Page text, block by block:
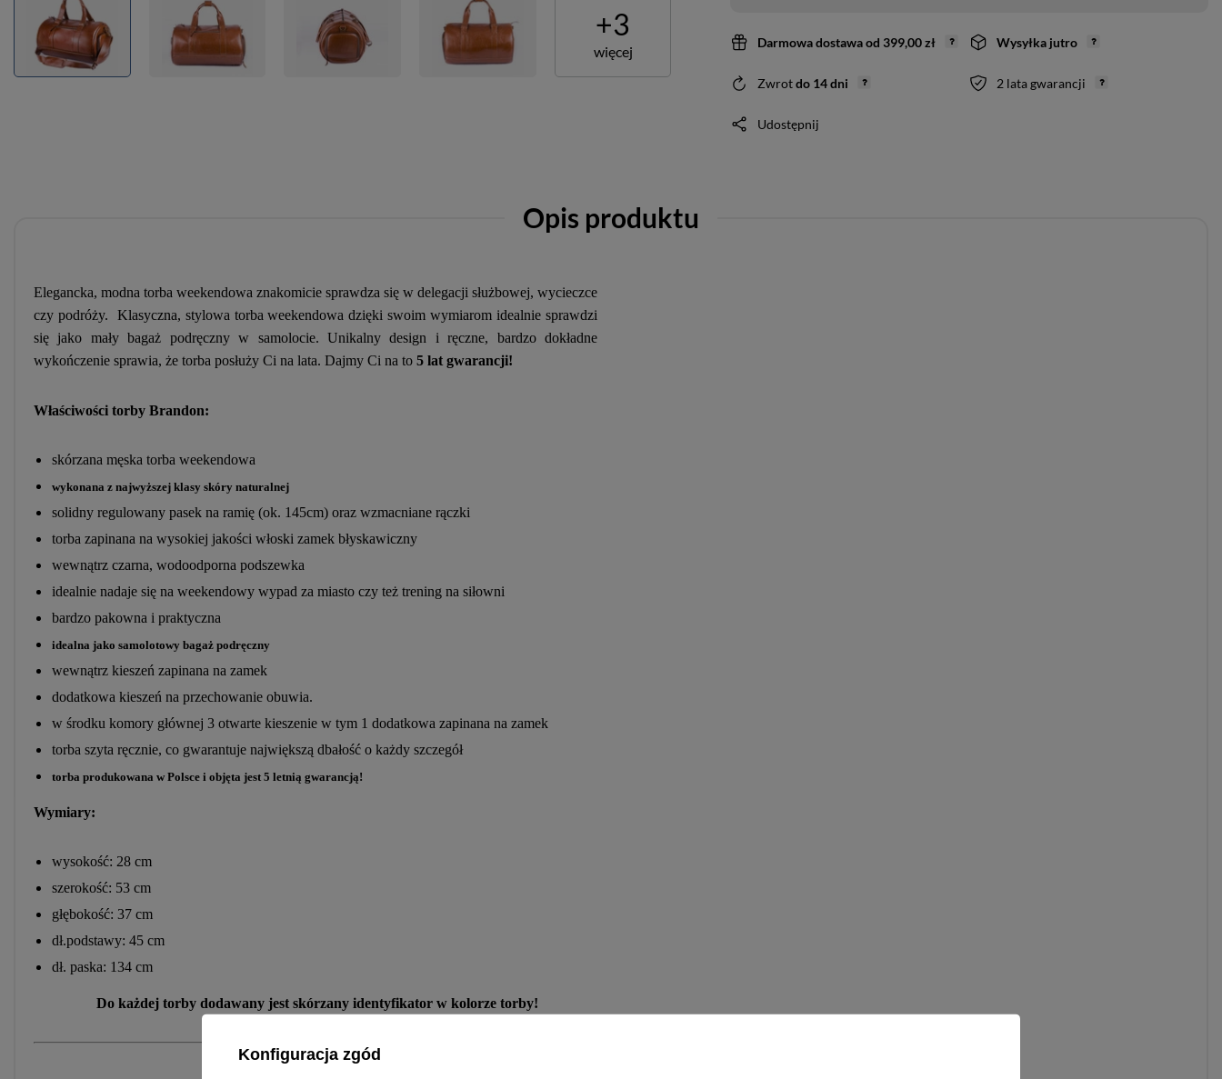
+3
więcej
Darmowa dostawaod 399,00 zł Wysyłka jutro
Zwrotdo 14dni 2 lata gwarancji
Udostępnij
Opis produktu
Elegancka, modna torba weekendowa znakomicie sprawdza się w delegacji służbowej, wycieczce
czy podróży. Klasyczna, stylowa torba weekendowa dzięki swoim wymiarom idealnie sprawdzi
się jako mały bagaż podręczny w samolocie. Unikalny design i ręczne, bardzo dokładne
wykończenie sprawia, że torba posłuży Ci na lata. Dajmy Ci na to 5 lat gwarancji!
Właściwości torby Brandon:
skórzana męska torba weekendowa
wykonana z najwyższej klasy skóry naturalnej
solidny regulowany pasek na ramię (ok. 145cm) oraz wzmacniane rączki
torba zapinana na wysokiej jakości włoski zamek błyskawiczny
wewnątrz czarna, wodoodporna podszewka
idealnie nadaje się na weekendowy wypad za miasto czy też trening na siłowni
bardzo pakowna i praktyczna
idealna jako samolotowy bagaż podręczny
wewnątrz kieszeń zapinana na zamek
dodatkowa kieszeń na przechowanie obuwia.
w środku komory głównej 3 otwarte kieszenie w tym 1 dodatkowa zapinana na zamek
torba szyta ręcznie, co gwarantuje największą dbałość o każdy szczegół
torba produkowana w Polsce i objęta jest 5 letnią gwarancją!
Wymiary:
wysokość: 28 cm
szerokość: 53 cm
głębokość: 37 cm
dł.podstawy: 45 cm
dł. paska: 134 cm
Do każdej torby dodawany jest skórzany identyfikator w kolorze torby!
Konfiguracja zgód